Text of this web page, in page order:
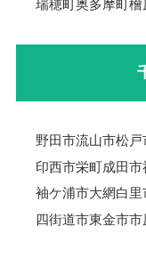
瑞穂町奥多摩町檜
野田市流山市松戸
印西市栄町成田市
袖ケ浦市大網白里
四街道市東金市市